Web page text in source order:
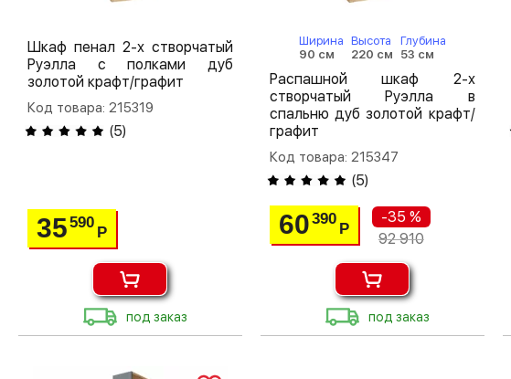
Шкаф пенал 2-х створчатый
Руэлла с полками дуб
золотой крафт/графит
Код товара: 215319
(5)
35590
Р
под заказ
Ширина
90 см
Высота
220 см
Глубина
53 см
Распашной шкаф 2-х
створчатый Руэлла в
спальню дуб золотой крафт/
графит
Код товара: 215347
(5)
60390
Р
-35 %
92 910
под заказ